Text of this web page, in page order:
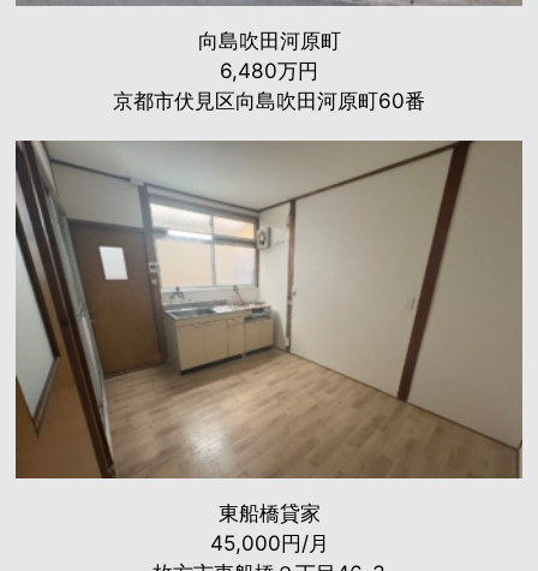
向島吹田河原町
6,480万円
京都市伏見区向島吹田河原町60番
東船橋貸家
45,000円/月